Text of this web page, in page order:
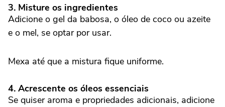
3. Misture os ingredientes
Adicione o gel da babosa, o óleo de coco ou azeite
e o mel, se optar por usar.
Mexa até que a mistura fique uniforme.
4. Acrescente os óleos essenciais
Se quiser aroma e propriedades adicionais, adicione